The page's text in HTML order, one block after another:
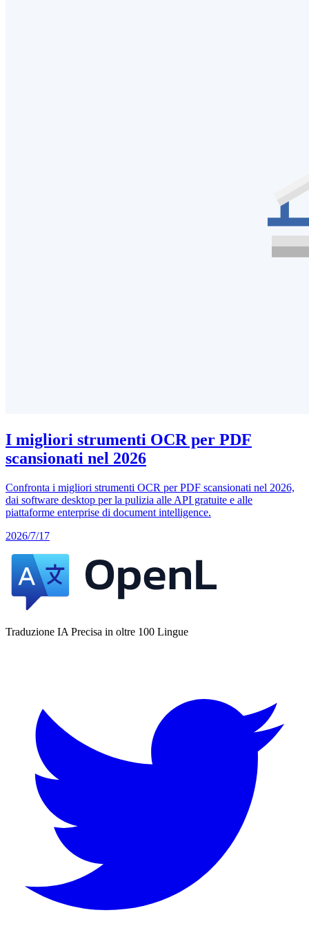
I migliori strumenti OCR per PDF
scansionati nel 2026
Confronta i migliori strumenti OCR per PDF scansionati nel 2026,
dai software desktop per la pulizia alle API gratuite e alle
piattaforme enterprise di document intelligence.
2026/7/17
Traduzione IA Precisa in oltre 100 Lingue